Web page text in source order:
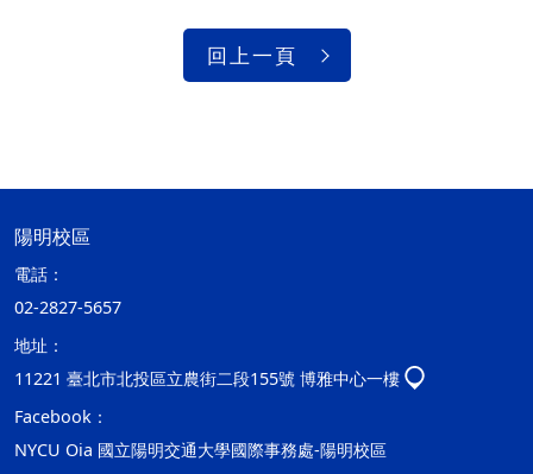
回上一頁
陽明校區
電話：
02-2827-5657
地址：
11221 臺北市北投區立農街二段155號 博雅中心一樓
Facebook：
NYCU Oia 國立陽明交通大學國際事務處-陽明校區